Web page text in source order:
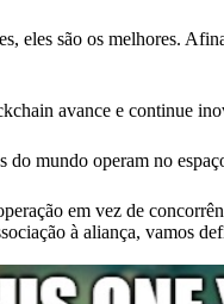
eles são os melhores.
avance e continue
do mundo operam no
em vez de
à aliança, vamos